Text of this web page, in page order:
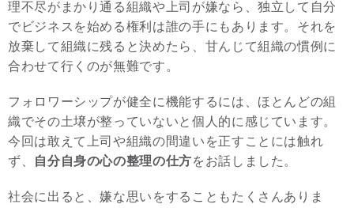
理不尽がまかり通る組織や上司が嫌なら、独立して自分
でビジネスを始める権利は誰の手にもあります。それを
放棄して組織に残ると決めたら、甘んじて組織の慣例に
合わせて行くのが無難です。
フォロワーシップが健全に機能するには、ほとんどの組
織でその土壌が整っていないと個人的に感じています。
今回は敢えて上司や組織の間違いを正すことには触れ
ず、 自分自身の心の整理の仕方をお話しました。
社会に出ると、嫌な思いをすることもたくさんありま